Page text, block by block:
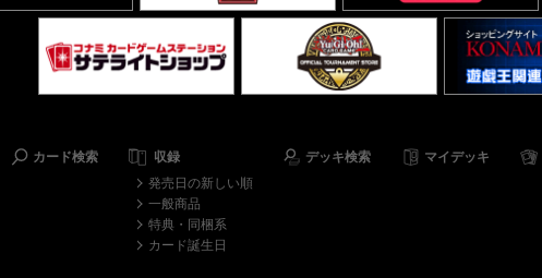
カード検索
収録
発売日の新しい順
一般商品
特典・同梱系
カード誕生日
デッキ検索 マイデッキ